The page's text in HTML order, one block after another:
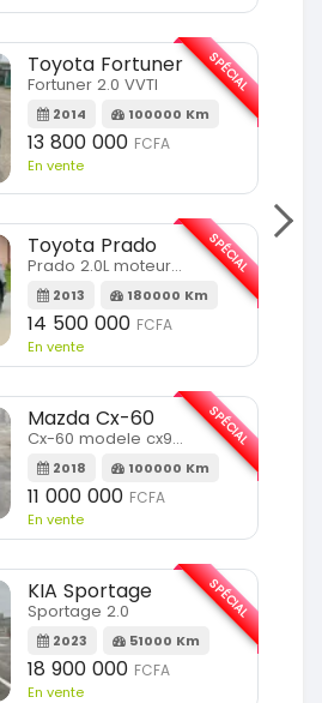
Toyota Fortuner
Fortuner 2.0 VVTI
2014 100000 Km
13 800 000 FCFA
En vente
SPÉCIAL
Toyota Prado
Prado 2.0L moteur d4d
2013 180000 Km
14 500 000 FCFA
En vente
SPÉCIAL
Mazda Cx-60
Cx-60 modele cx9 full option
2018 100000 Km
11 000 000 FCFA
En vente
SPÉCIAL
KIA Sportage
Sportage 2.0
2023 51000 Km
18 900 000 FCFA
En vente
SPÉCIAL